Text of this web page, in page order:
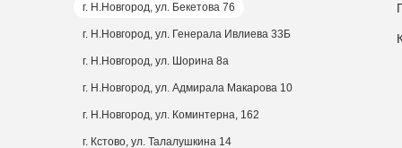
г. Н.Новгород, ул. Бекетова 76
г. Н.Новгород, ул. Генерала Ивлиева 33Б
г. Н.Новгород, ул. Шорина 8а
г. Н.Новгород, ул. Адмирала Макарова 10
г. Н.Новгород, ул. Коминтерна, 162
г. Кстово, ул. Талалушкина 14